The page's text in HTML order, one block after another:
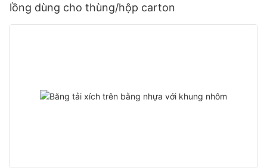
lồng dùng cho thùng/hộp carton